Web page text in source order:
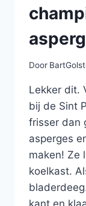
Door
Lekker dit.
bij de Sint
frisser dan
asperges
maken! Ze
koelkast.